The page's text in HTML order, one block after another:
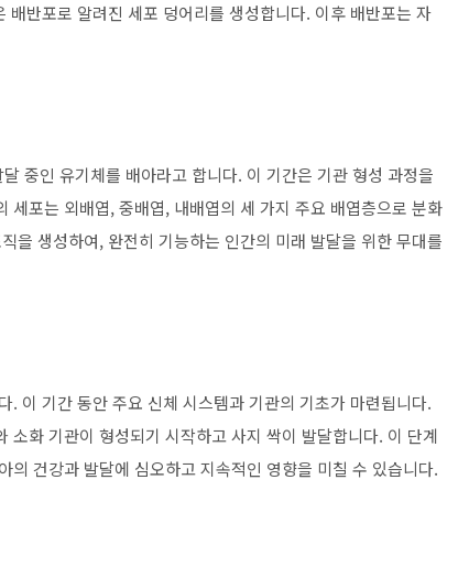
반포로 알려진 세포 덩어리를 생성합니다. 이후 배반포는 자
중인 유기체를 배아라고 합니다. 이 기간은 기관 형성 과정을
세포는 외배엽, 중배엽, 내배엽의 세 가지 주요 배엽층으로 분화
을 생성하여, 완전히 기능하는 인간의 미래 발달을 위한 무대를
이 기간 동안 주요 신체 시스템과 기관의 기초가 마련됩니다.
소화 기관이 형성되기 시작하고 사지 싹이 발달합니다. 이 단계
의 건강과 발달에 심오하고 지속적인 영향을 미칠 수 있습니다.